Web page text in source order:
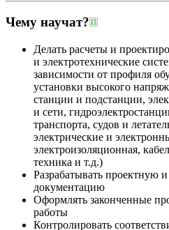
Чему научат?
Делать расчеты и
и электротехнические
зависимости от профиля
установки высокого
станции и подстанции,
и сети,
транспорта, судов и
электрические и
электроизоляционная,
техника и т.д.)
Разрабатывать проектную
документацию
Оформлять законченные
работы
Контролировать